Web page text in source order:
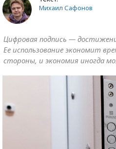
Михаил Сафонов
Цифровая подпись —
Ее использование экономит
стороны, и экономия иногда